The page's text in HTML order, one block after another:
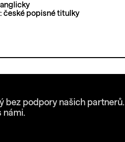
české popisné titulky
bez podpory našich partnerů.
námi.